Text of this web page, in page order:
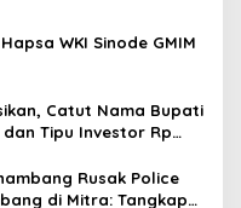
WKI Sinode GMIM
Catut Nama Bupati
Tipu Investor Rp
Rusak Police
di Mitra: Tangkap